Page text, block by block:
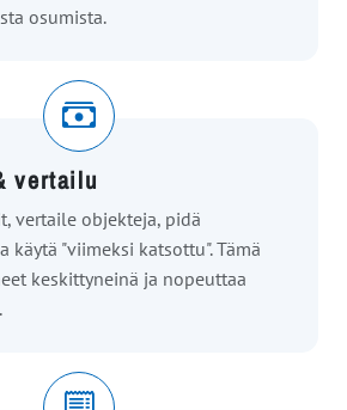
osumista.
vertailu
vertaile objekteja, pidä
käytä "viimeksi katsottu". Tämä
keskittyneinä ja nopeuttaa